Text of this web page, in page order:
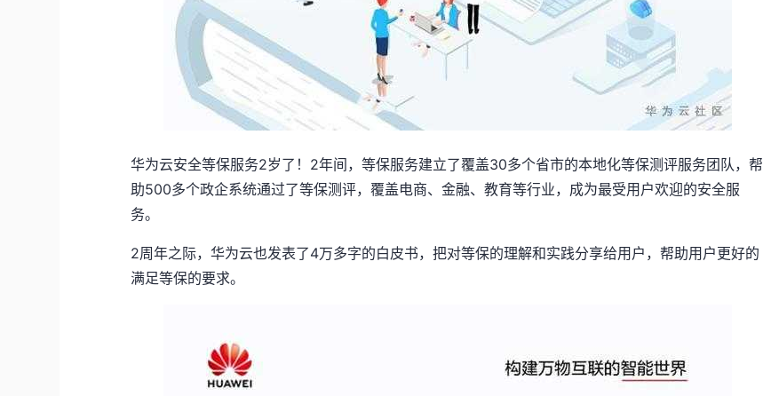
华为云安全等保服务2岁了！2年间，等保服务建立了覆盖30多个省市的本地化等保测评服务团队，帮
助500多个政企系统通过了等保测评，覆盖电商、金融、教育等行业，成为最受用户欢迎的安全服
务。
2周年之际，华为云也发表了4万多字的白皮书，把对等保的理解和实践分享给用户，帮助用户更好的
满足等保的要求。